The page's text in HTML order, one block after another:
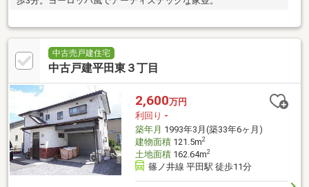
中古売戸建住宅
中古戸建平田東３丁目
2,600万円
利回り -
築年月 1993年3月(築33年6ヶ月)
建物面積121.5m2
土地面積162.64m2
篠ノ井線 平田駅 徒歩11分